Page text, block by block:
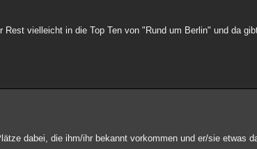
vielleicht in die Top Ten von "Rund um Berlin" und da
dabei, die ihm/ihr bekannt vorkommen und er/sie etwas